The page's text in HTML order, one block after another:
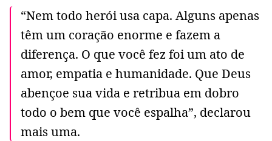
“Nem todo herói usa capa. Alguns apenas
têm um coração enorme e fazem a
diferença. O que você fez foi um ato de
amor, empatia e humanidade. Que Deus
abençoe sua vida e retribua em dobro
todo o bem que você espalha”, declarou
mais uma.